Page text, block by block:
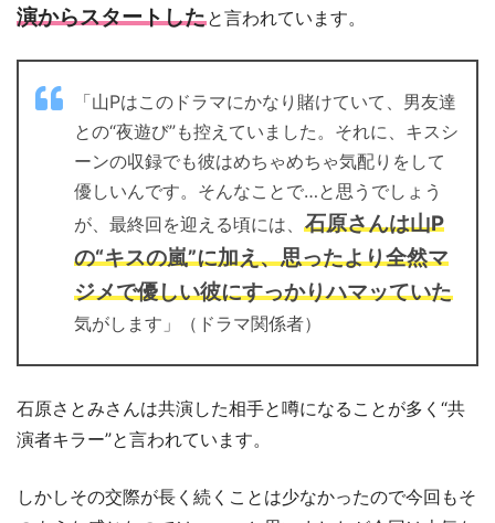
演からスタートしたと言われています。
「山Pはこのドラマにかなり賭けていて、男友達
との“夜遊び”も控えていました。それに、キスシ
ーンの収録でも彼はめちゃめちゃ気配りをして
優しいんです。そんなことで…と思うでしょう
が、最終回を迎える頃には、 石原さんは山P
の“キスの嵐”に加え、思ったより全然マ
ジメで優しい彼にすっかりハマッていた
気がします」（ドラマ関係者）
石原さとみさんは共演した相手と噂になることが多く“共
演者キラー”と言われています。
しかしその交際が長く続くことは少なかったので今回もそ